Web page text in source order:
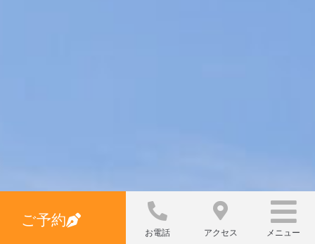
お電話 アクセス メニュー
ご予約